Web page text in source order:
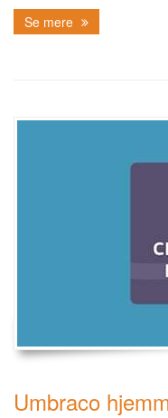
Se mere
Umbraco